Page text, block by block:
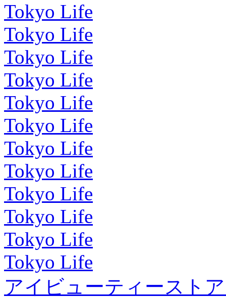
Tokyo Life
Tokyo Life
Tokyo Life
Tokyo Life
Tokyo Life
Tokyo Life
Tokyo Life
Tokyo Life
Tokyo Life
Tokyo Life
Tokyo Life
Tokyo Life
アイビューティースト